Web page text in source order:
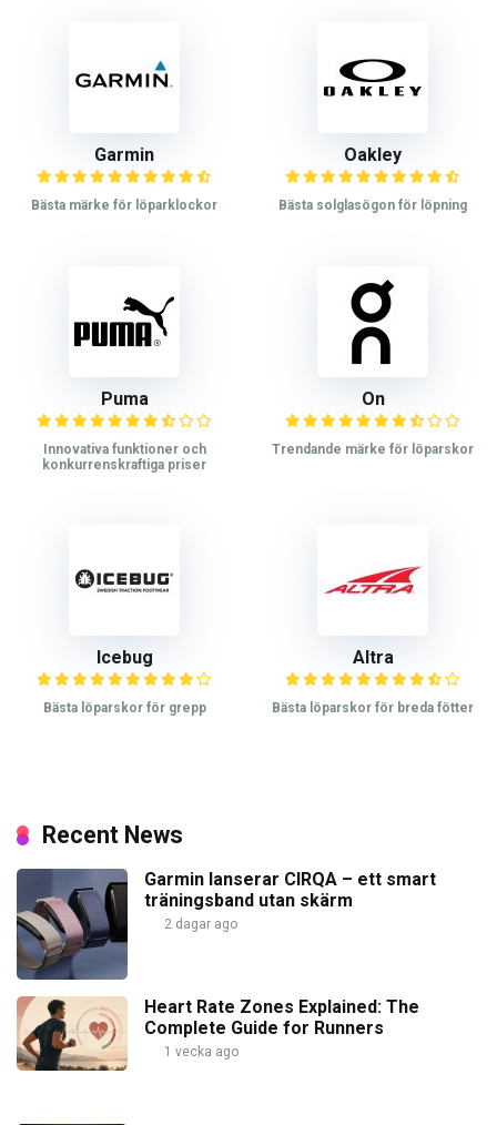
Garmin
Bästa märke för löparklockor
Oakley
Bästa solglasögon för löpning
Puma
Innovativa funktioner och
konkurrenskraftiga priser
On
Trendande märke för löparskor
Icebug
Bästa löparskor för grepp
Altra
Bästa löparskor för breda fötter
Recent News
Garmin lanserar CIRQA – ett smart
träningsband utan skärm
2 dagar ago
Heart Rate Zones Explained: The
Complete Guide for Runners
1 vecka ago